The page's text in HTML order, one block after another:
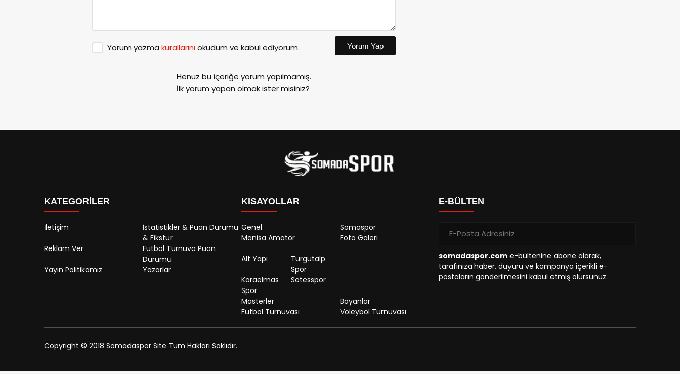
Yorum yazma kurallarınıokudum ve kabul ediyorum. Yorum Yap
Henüz bu içeriğe yorum yapılmamış.
İlk yorum yapan olmak ister misiniz?
KATEGORİLER
İletişim
İstatistikler & Puan Durumu
& Fikstür
Reklam Ver
Futbol Turnuva Puan
Durumu
Yayın Politikamız
Yazarlar
KISAYOLLAR
Genel
Somaspor
Manisa Amatör
Alt Yapı
Turgutalp
Spor
Karaelmas
Spor
Sotesspor
Foto Galeri
Masterler
Bayanlar
Futbol Turnuvası
Voleybol Turnuvası
E-BÜLTEN
somadaspor.com e-bültenine abone olarak,
tarafınıza haber, duyuru ve kampanya içerikli e-
postaların gönderilmesini kabul etmiş olursunuz.
Copyright © 2018 Somadaspor Site Tüm Hakları Saklıdır.